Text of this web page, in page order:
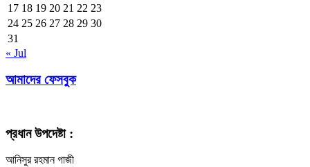
17 18 19 20 21 22 23
24 25 26 27 28 29 30
31
« Jul
আমাদের ফেসবুক
প্রধান উপদেষ্টা :
আনিসুর রহমান গাজী